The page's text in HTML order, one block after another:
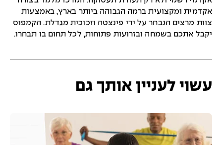
אקדמית ומקצועית ברמה הגבוהה ביותר בארץ, באמצעות
צוות מרצים הנבחר על ידי פינצטה וזכוכית מגדלת. הקמפוס
יקבל אתכם בשמחה ובזרועות פתוחות, לכל תחום בו תבחרו.
עשוי לעניין אותך גם